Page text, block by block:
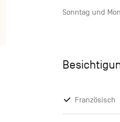
Sonntag und
Französisch